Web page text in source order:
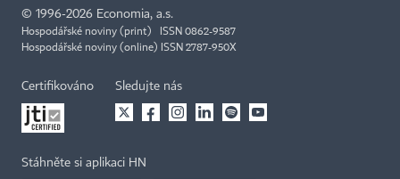
© 1996-2026 Economia, a.s.
Hospodářské noviny (print) ISSN 0862-9587
Hospodářské noviny (online) ISSN 2787-950X
Certifikováno Sledujte nás
Stáhněte si aplikaci HN